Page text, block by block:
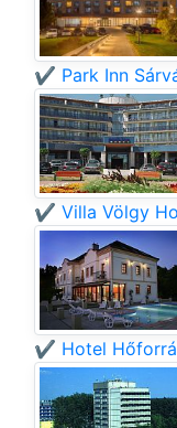
✔️ Park Inn
✔️ Villa Völgy
✔️ Hotel